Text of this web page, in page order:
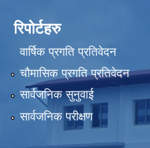
रिपोर्टहरु
वार्षिक प्रगति प्रतिवेदन
चौमासिक प्रगति प्रतिवेदन
सार्वजनिक सुनुवाई
सार्वजनिक परीक्षण